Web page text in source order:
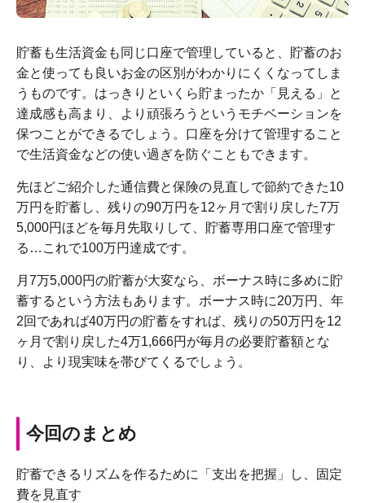
貯蓄も生活資金も同じ口座で管理していると、貯蓄のお
金と使っても良いお金の区別がわかりにくくなってしま
うものです。はっきりといくら貯まったか「見える」と
達成感も高まり、より頑張ろうというモチベーションを
保つことができるでしょう。口座を分けて管理すること
で生活資金などの使い過ぎを防ぐこともできます。
先ほどご紹介した通信費と保険の見直しで節約できた10
万円を貯蓄し、残りの90万円を12ヶ月で割り戻した7万
5,000円ほどを毎月先取りして、貯蓄専用口座で管理す
る…これで100万円達成です。
月7万5,000円の貯蓄が大変なら、ボーナス時に多めに貯
蓄するという方法もあります。ボーナス時に20万円、年
2回であれば40万円の貯蓄をすれば、残りの50万円を12
ヶ月で割り戻した4万1,666円が毎月の必要貯蓄額とな
り、より現実味を帯びてくるでしょう。
今回のまとめ
貯蓄できるリズムを作るために「支出を把握」し、固定
費を見直す